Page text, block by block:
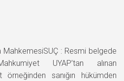
MahkemesiSUÇ : Resmi belgede
UYAP’tan alınan
sanığın hükümden